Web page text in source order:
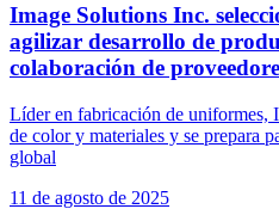
Image Solutions Inc.
agilizar desarrollo de
colaboración de
Líder en fabricación de uniformes,
de color y materiales y se prepara
global
11 de agosto de 2025